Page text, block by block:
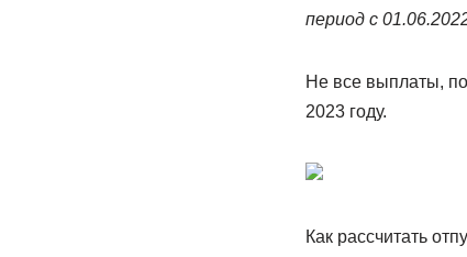
период с
Не все выплаты,
2023 году.
Как рассчитать